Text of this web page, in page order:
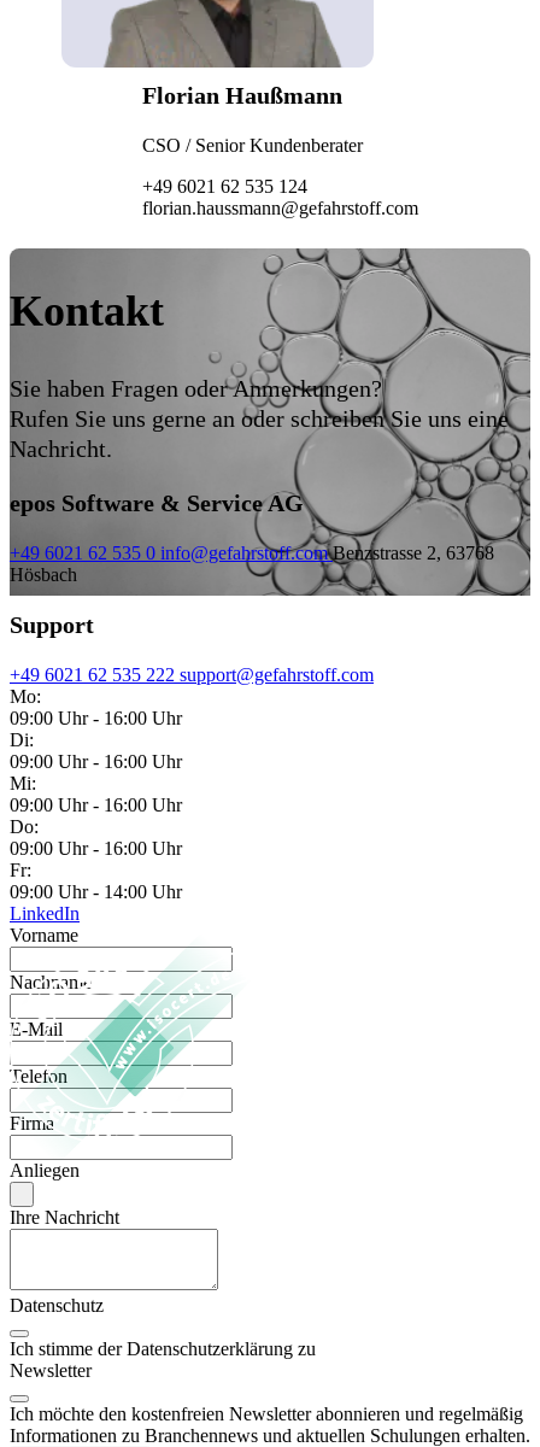
Florian Haußmann
CSO / Senior Kundenberater
+49 6021 62 535 124
florian.haussmann@gefahrstoff.com
Kontakt
Sie haben Fragen oder Anmerkungen?
Rufen Sie uns gerne an oder schreiben Sie uns eine
Nachricht.
epos Software & Service AG
+49 6021 62 535 0 info@gefahrstoff.comBenzstrasse 2, 63768
Hösbach
Support
+49 6021 62 535 222 support@gefahrstoff.com
Mo:
09:00 Uhr - 16:00 Uhr
Di:
09:00 Uhr - 16:00 Uhr
Mi:
09:00 Uhr - 16:00 Uhr
Do:
09:00 Uhr - 16:00 Uhr
Fr:
09:00 Uhr - 14:00 Uhr
LinkedIn
Vorname
Nachname
E-Mail
Telefon
Firma
Anliegen
Ihre Nachricht
Datenschutz
Ich stimme der Datenschutzerklärung zu
Newsletter
Ich möchte den kostenfreien Newsletter abonnieren und regelmäßig
Informationen zu Branchennews und aktuellen Schulungen erhalten.